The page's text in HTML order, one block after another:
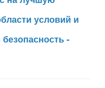
условий и
-